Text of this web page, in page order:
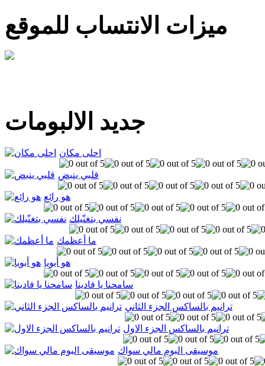
ميزات الانتساب للموقع
جديد الالبومات
احلى مكان
قلبي ينبض
هو رائع
نفسي بتغنّيلك
ما أعظمك
هو أبويا
سامحنا يا فادينا
ترانيم بالساكس الجزء الثاني
ترانيم بالساكس الجزء الاول
موسيقى البوم مالي سواك